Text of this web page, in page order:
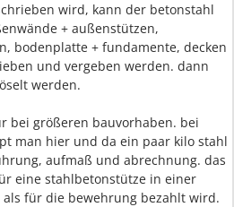
wird, kann der betonstahl
+ außenstützen,
bodenplatte + fundamente, decken
und vergeben werden. dann
werden.
bei größeren bauvorhaben. bei
man hier und da ein paar kilo stahl
aufmaß und abrechnung. das
eine stahlbetonstütze in einer
für die bewehrung bezahlt wird.